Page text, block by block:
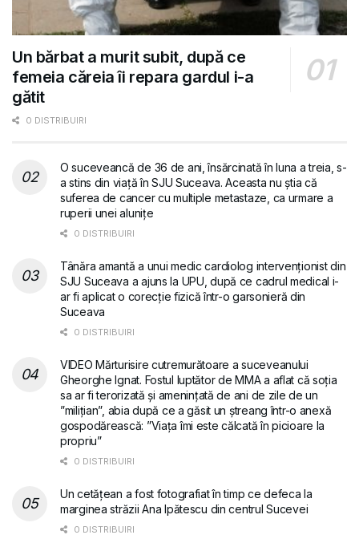
Un bărbat a murit subit, după ce
femeia căreia îi repara gardul i-a
gătit
0 DISTRIBUIRI
O suceveancă de 36 de ani, însărcinată în luna a treia, s-
a stins din viață în SJU Suceava. Aceasta nu știa că
suferea de cancer cu multiple metastaze, ca urmare a
ruperii unei alunițe
0 DISTRIBUIRI
Tânăra amantă a unui medic cardiolog intervenționist din
SJU Suceava a ajuns la UPU, după ce cadrul medical i-
ar fi aplicat o corecție fizică într-o garsonieră din
Suceava
0 DISTRIBUIRI
VIDEO Mărturisire cutremurătoare a suceveanului
Gheorghe Ignat. Fostul luptător de MMA a aflat că soția
sa ar fi terorizată și amenințată de ani de zile de un
”milițian”, abia după ce a găsit un ștreang într-o anexă
gospodărească: ”Viața îmi este călcată în picioare la
propriu”
0 DISTRIBUIRI
Un cetățean a fost fotografiat în timp ce defeca la
marginea străzii Ana Ipătescu din centrul Sucevei
0 DISTRIBUIRI